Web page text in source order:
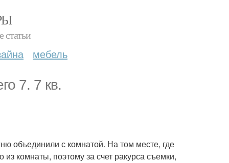
статьи
мебель
7. 7 кв.
объединили с комнатой. На том месте, где
комнаты, поэтому за счет ракурса съемки,